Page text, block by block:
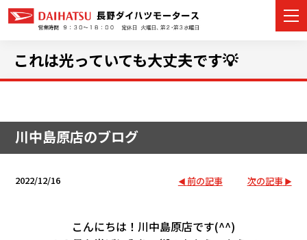
店舗情報
これは光っていても大丈夫です💡
川中島原店のブログ
2022/12/16 前の記事 次の記事
こんにちは！川中島原店です(^^)